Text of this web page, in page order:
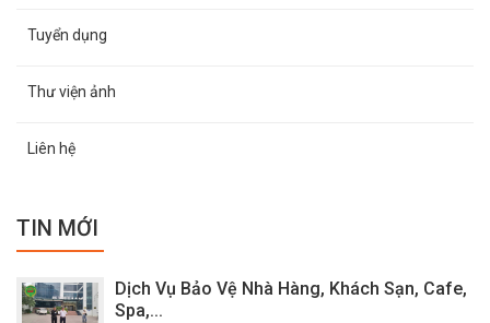
Tuyển dụng
Thư viện ảnh
Liên hệ
TIN MỚI
Dịch Vụ Bảo Vệ Nhà Hàng, Khách Sạn, Cafe,
Spa,...